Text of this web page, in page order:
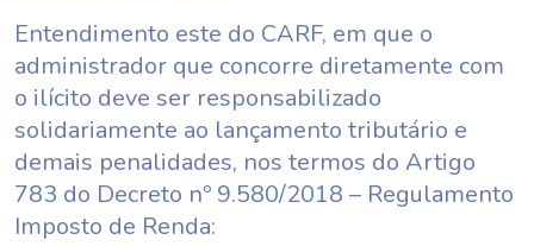
Entendimento este do CARF, em que o
administrador que concorre diretamente com
o ilícito deve ser responsabilizado
solidariamente ao lançamento tributário e
demais penalidades, nos termos do Artigo
783 do Decreto nº 9.580/2018 – Regulamento
Imposto de Renda: